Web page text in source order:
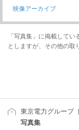
映像アーカイブ
「写真集」に掲載して
としますが、その他の取
東京電力グループ
写真集